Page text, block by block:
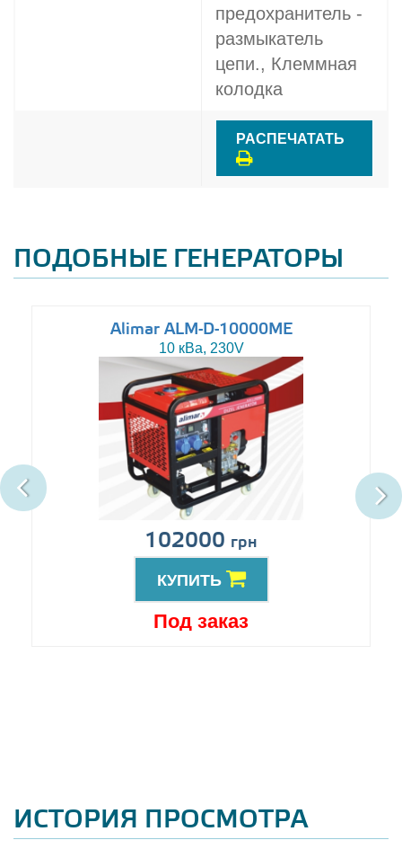
предохранитель -
размыкатель
цепи., Клеммная
колодка
РАСПЕЧАТАТЬ
ПОДОБНЫЕ ГЕНЕРАТОРЫ
Alimar ALM-D-10000ME
10 кВа, 230V
102000 грн
КУПИТЬ
Под заказ
ИСТОРИЯ ПРОСМОТРА